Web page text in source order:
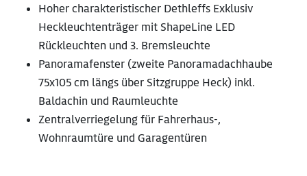
Hoher charakteristischer Dethleffs Exklusiv
Heckleuchtenträger mit ShapeLine LED
Rückleuchten und 3. Bremsleuchte
Panoramafenster (zweite Panoramadachhaube
75x105 cm längs über Sitzgruppe Heck) inkl.
Baldachin und Raumleuchte
Zentralverriegelung für Fahrerhaus-,
Wohnraumtüre und Garagentüren